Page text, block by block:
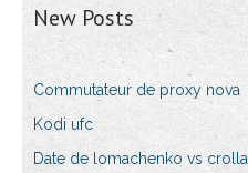
New Posts
Commutateur de proxy nova
Kodi ufc
Date de lomachenko vs crolla